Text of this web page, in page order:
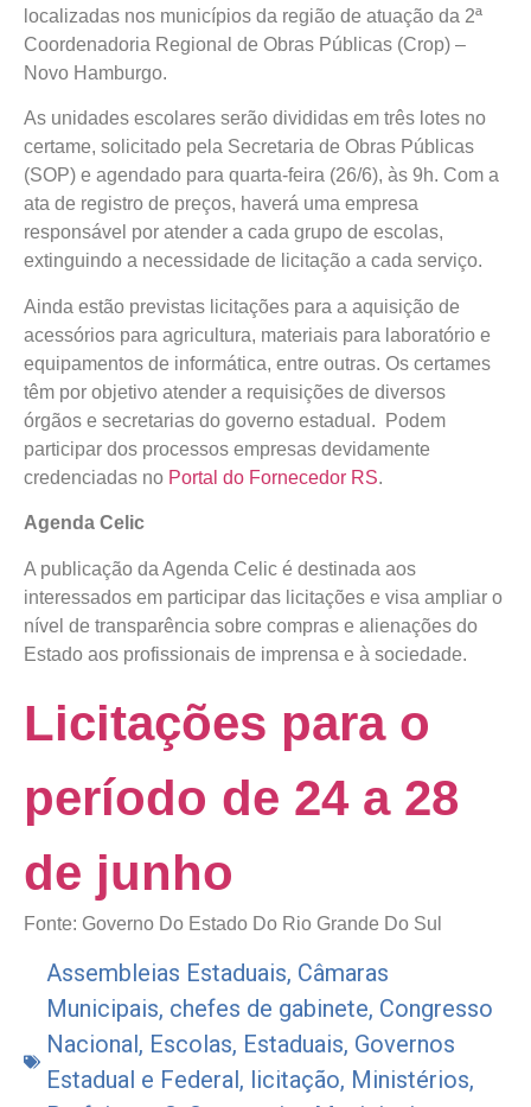
localizadas nos municípios da região de atuação da 2ª
Coordenadoria Regional de Obras Públicas (Crop) –
Novo Hamburgo.
As unidades escolares serão divididas em três lotes no
certame, solicitado pela Secretaria de Obras Públicas
(SOP) e agendado para quarta-feira (26/6), às 9h. Com a
ata de registro de preços, haverá uma empresa
responsável por atender a cada grupo de escolas,
extinguindo a necessidade de licitação a cada serviço.
Ainda estão previstas licitações para a aquisição de
acessórios para agricultura, materiais para laboratório e
equipamentos de informática, entre outras. Os certames
têm por objetivo atender a requisições de diversos
órgãos e secretarias do governo estadual. Podem
participar dos processos empresas devidamente
credenciadas no Portal do Fornecedor RS.
Agenda Celic
A publicação da Agenda Celic é destinada aos
interessados em participar das licitações e visa ampliar o
nível de transparência sobre compras e alienações do
Estado aos profissionais de imprensa e à sociedade.
Licitações para o
período de 24 a 28
de junho
Fonte: Governo Do Estado Do Rio Grande Do Sul
Assembleias Estaduais, Câmaras
Municipais, chefes de gabinete, Congresso
Nacional, Escolas, Estaduais, Governos
Estadual e Federal, licitação, Ministérios,